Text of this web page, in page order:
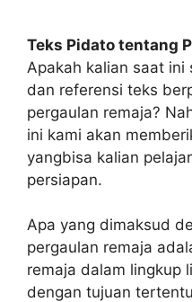
Teks Pidato tentang
Apakah kalian saat ini
dan referensi teks
pergaulan remaja?
ini kami akan
yangbisa kalian
persiapan.
Apa yang dimaksud
pergaulan remaja
remaja dalam lingkup
dengan tujuan